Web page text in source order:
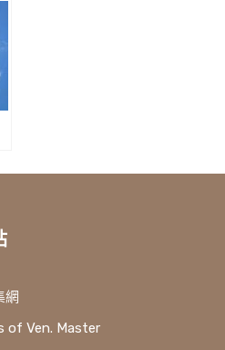
網
of Ven. Master